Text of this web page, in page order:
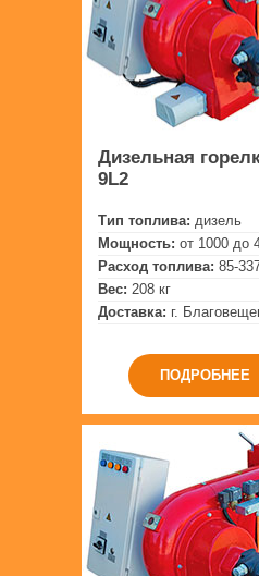
Дизельная
9L2
Тип топлива: дизель
Мощность: от 1000 до
Расход топлива: 85-
Вес: 208 кг
Доставка: г.
ПОДРОБНЕЕ